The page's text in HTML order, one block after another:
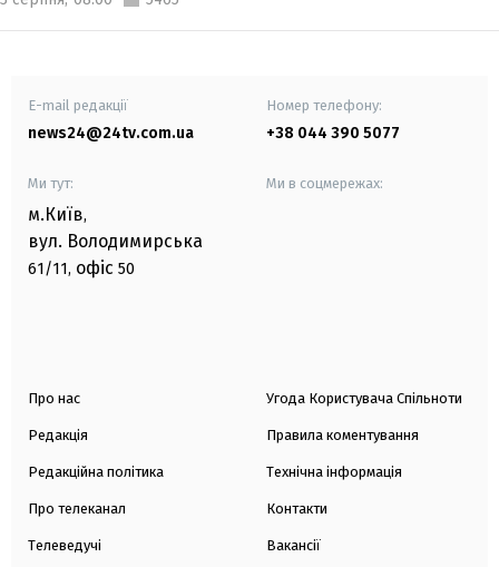
E-mail редакції
news24@24tv.com.ua
Номер телефону:
+38 044 390 5077
Ми тут:
м.Київ,
вул. Володимирська
61/11, офіс 50
Ми в соцмережах:
Про нас
Редакція
Редакційна політика
Про телеканал
Телеведучі
Угода Користувача Спільноти
Правила коментування
Технічна інформація
Контакти
Вакансії